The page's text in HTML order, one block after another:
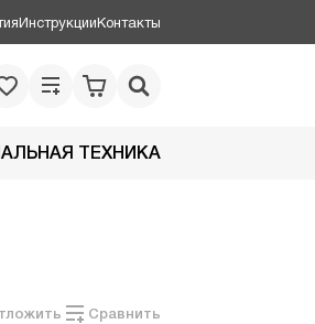
ИнструкцииКонтакты
ТЕХНИКА
Сравнить